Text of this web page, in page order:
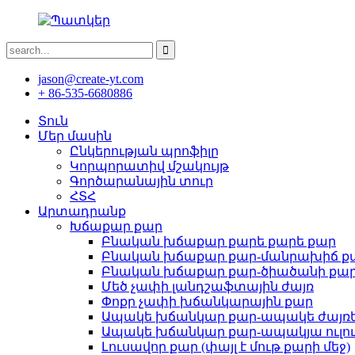
jason@create-yt.com
+ 86-535-6680886
Տուն
Մեր մասին
Ընկերության պրոֆիլը
Կորպորատիվ մշակույթ
Գործարանային տուր
ՀՏՀ
Արտադրանք
Խճաքար քար
Բնական խճաքար քարե քարե քար
Բնական խճաքար քար-մանրախիճ
Բնական խճաքար քար-ծիածանի
Մեծ չափի լանդշաֆտային ժայռ
Փոքր չափի խճանկարային քար
Ապակե խճանկար քար-ապակե
Ապակե խճանկար քար-ապակյա
Լուսավոր քար (փայլ է մութ քարի մեջ)